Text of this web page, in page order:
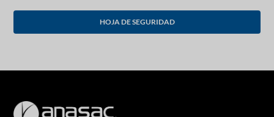
HOJA DE SEGURIDAD